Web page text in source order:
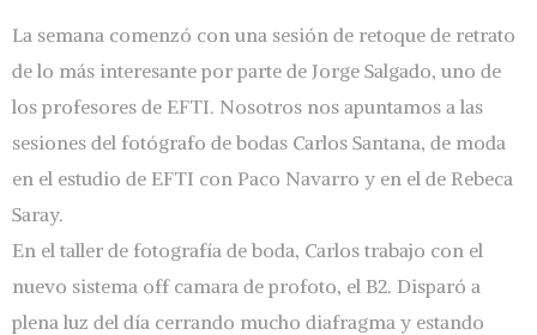
La semana comenzó con una sesión de retoque de retrato
de lo más interesante por parte de Jorge Salgado, uno de
los profesores de EFTI. Nosotros nos apuntamos a las
sesiones del fotógrafo de bodas Carlos Santana, de moda
en el estudio de EFTI con Paco Navarro y en el de Rebeca
Saray.
En el taller de fotografía de boda, Carlos trabajo con el
nuevo sistema off camara de profoto, el B2. Disparó a
plena luz del día cerrando mucho diafragma y estando